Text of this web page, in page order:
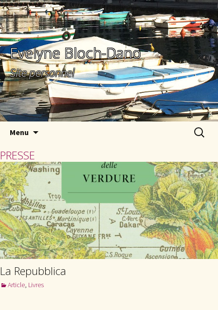
Evelyne Bloch-Dano
Site personnel
Menu
PRESSE
La Repubblica
Article, Livres